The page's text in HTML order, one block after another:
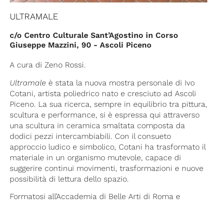
ULTRAMALE
c/o Centro Culturale Sant’Agostino in Corso
Giuseppe Mazzini, 90 - Ascoli Piceno
A cura di Zeno Rossi.
Ultramale è stata la nuova mostra personale di Ivo
Cotani, artista poliedrico nato e cresciuto ad Ascoli
Piceno. La sua ricerca, sempre in equilibrio tra pittura,
scultura e performance, si è espressa qui attraverso
una scultura in ceramica smaltata composta da
dodici pezzi intercambiabili. Con il consueto
approccio ludico e simbolico, Cotani ha trasformato il
materiale in un organismo mutevole, capace di
suggerire continui movimenti, trasformazioni e nuove
possibilità di lettura dello spazio.
Formatosi all’Accademia di Belle Arti di Roma e